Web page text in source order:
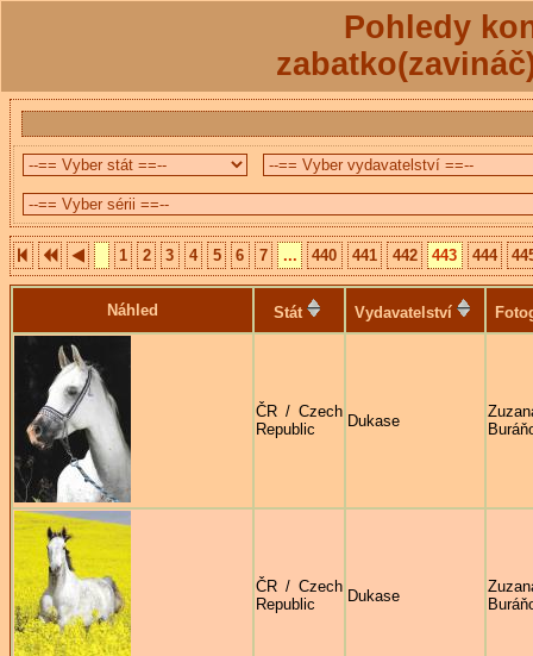
Pohledy
1 2 3 4 5 6 7 ... 440 441 442 443 444
Náhled Stát Vydavatelství
ČR / Czech
Republic
Dukase
ČR / Czech
Republic
Dukase